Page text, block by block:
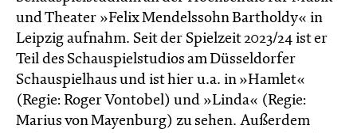
und Theater »Felix Mendelssohn Bartholdy« in
Leipzig aufnahm. Seit der Spielzeit 2023/24 ist er
Teil des Schauspielstudios am Düsseldorfer
Schauspielhaus und ist hier u.a. in »Hamlet«
(Regie: Roger Vontobel) und »Linda« (Regie:
Marius von Mayenburg) zu sehen. Außerdem